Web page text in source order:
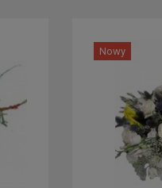
Nowy